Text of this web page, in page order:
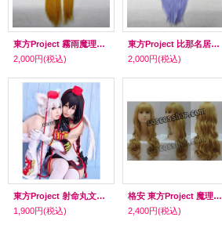
東方Project 霧雨魔理沙風 コスプレウィッグ
2,000円(税込)
東方Project 比那名居天子風 ひななゐてんし 泉こなた風 風見一姫風 コスプレウィッグ
2,000円(税込)
東方Project 射命丸文風 しゃめいまるあや コスプレウィッグ
1,900円(税込)
格安 東方Project 魔理紗風 コスプレ ウィッグ
2,400円(税込)